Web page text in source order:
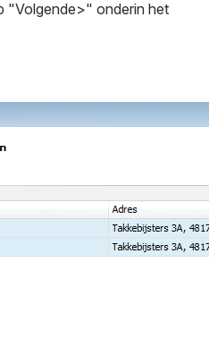
"Volgende>" onderin het